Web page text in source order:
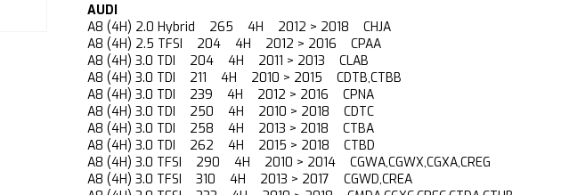
AUDI
A8 (4H) 2.0 Hybrid 265 4H 2012 > 2018 CHJA
A8 (4H) 2.5 TFSI 204 4H 2012 > 2016 CPAA
A8 (4H) 3.0 TDI 204 4H 2011 > 2013 CLAB
A8 (4H) 3.0 TDI 211 4H 2010 > 2015 CDTB,CTBB
A8 (4H) 3.0 TDI 239 4H 2012 > 2016 CPNA
A8 (4H) 3.0 TDI 250 4H 2010 > 2018 CDTC
A8 (4H) 3.0 TDI 258 4H 2013 > 2018 CTBA
A8 (4H) 3.0 TDI 262 4H 2015 > 2018 CTBD
A8 (4H) 3.0 TFSI 290 4H 2010 > 2014 CGWA,CGWX,CGXA,CREG
A8 (4H) 3.0 TFSI 310 4H 2013 > 2017 CGWD,CREA